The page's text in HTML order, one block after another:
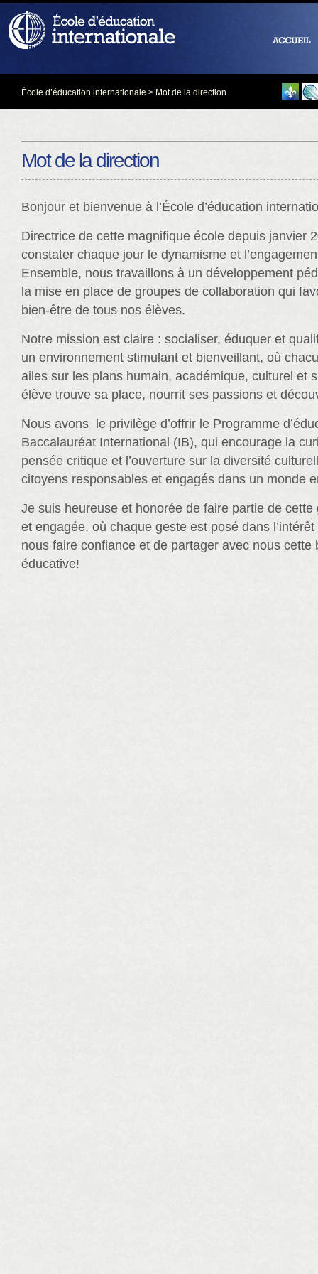
École d’éducation internationale > Mot de la direction
Mot de la direction
Bonjour et bienvenue à l’École d’éducation
Directrice de cette magnifique école depuis janvier
constater chaque jour le dynamisme et
Ensemble, nous travaillons à un développement
la mise en place de groupes de collaboration qui
bien-être de tous nos élèves.
Notre mission est claire : socialiser, éduquer et
un environnement stimulant et bienveillant, où
ailes sur les plans humain, académique, culturel et
élève trouve sa place, nourrit ses passions et
Nous avons le privilège d’offrir le Programme
Baccalauréat International (IB), qui encourage la
pensée critique et l’ouverture sur la diversité
citoyens responsables et engagés dans un monde
Je suis heureuse et honorée de faire partie de
et engagée, où chaque geste est posé dans
nous faire confiance et de partager avec nous cette
éducative!